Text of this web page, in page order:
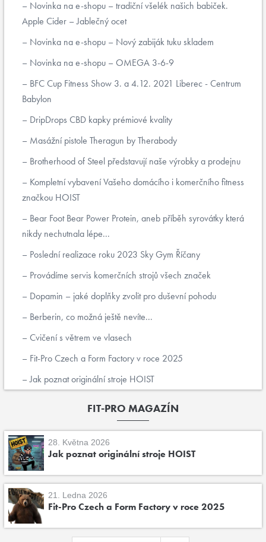
Novinka na e-shopu – tradiční všelék našich babiček.
Apple Cider – Jablečný ocet
Novinka na e-shopu – Nový zabiják tuku skladem
Novinka na e-shopu – OMEGA 3-6-9
BFC Cup Fitness Show 3. a 4.12. 2021 Liberec - Centrum
Babylon
DripDrops CBD kapky prémiové kvality
Masážní pistole Theragun by Therabody
Brotherhood of Steel představují naše výrobky a prodejnu
Kompletní vybavení Vašeho domácího i komerčního fitness
značkou HOIST
Bear Foot Bear Power Protein, aneb příběh syrovátky která
nikdy nechutnala lépe...
Poslední realizace roku 2023 Sky Gym Říčany
Provádíme servis komerčních strojů všech značek
Dopamin – jaké doplňky zvolit pro duševní pohodu
Berberin, co možná ještě nevíte...
Cvičení s větrem ve vlasech
Fit-Pro Czech a Form Factory v roce 2025
Jak poznat originální stroje HOIST
FIT-PRO MAGAZÍN
28. Května 2026
Jak poznat originální stroje HOIST
21. Ledna 2026
Fit-Pro Czech a Form Factory v roce 2025